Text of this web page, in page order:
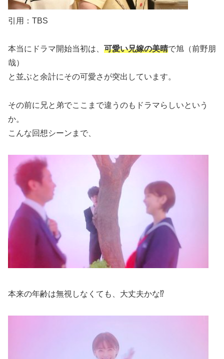
引用：TBS
本当にドラマ開始当初は、 可愛い兄嫁の美晴で旭（前野朋
哉）
と並ぶと余計にその可愛さが突出しています。
その前に兄と弟でここまで違うのもドラマらしいという
か。
こんな回想シーンまで、
本来の年齢は無視しなくても、大丈夫かな⁉